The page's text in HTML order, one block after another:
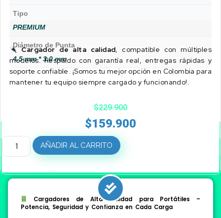
Tipo
PREMIUM
Diámetro de Punta
4.5 mm * 3.0 mm
Cargador de alta calidad, compatible con múltiples
modelos. Respaldo con garantía real, entregas rápidas y
soporte confiable. ¡Somos tu mejor opción en Colombia para
mantener tu equipo siempre cargado y funcionando!.
$229.900
$159.900
AÑADIR AL CARRITO
Cargadores de Alta Calidad para Portátiles –
Potencia, Seguridad y Confianza en Cada Carga